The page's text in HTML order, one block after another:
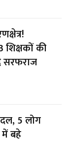
शिक्षकों की
सरफराज
5 लोग
बहे